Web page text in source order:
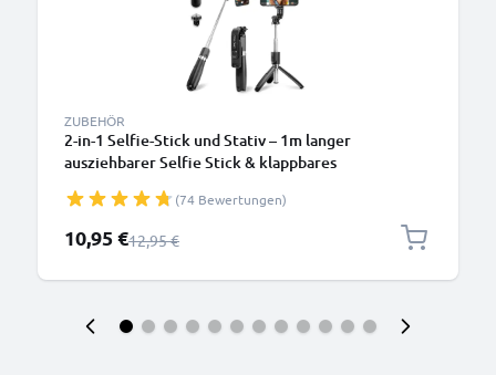
ZUBEHÖR
2-in-1 Selfie-Stick und Stativ – 1m langer
ausziehbarer Selfie Stick & klappbares
Handy und Kamera – kompatibel mit iPhone, GoPro,
Android & weiteren – Schwarz
(74 Bewertungen)
Sonderpreis
10,95 €Regulärer Preis
12,95 €